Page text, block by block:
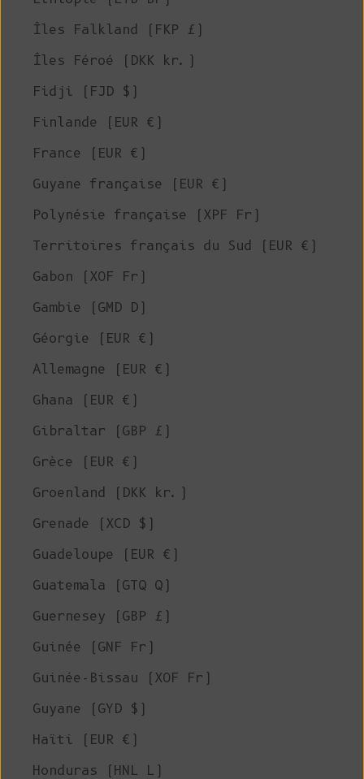
Îles Falkland (FKP £)
Îles Féroé (DKK kr.)
Fidji (FJD $)
Finlande (EUR €)
France (EUR €)
Guyane française (EUR €)
Polynésie française (XPF Fr)
Territoires français du Sud (EUR €)
Gabon (XOF Fr)
Gambie (GMD D)
Géorgie (EUR €)
Allemagne (EUR €)
Ghana (EUR €)
Gibraltar (GBP £)
Grèce (EUR €)
Groenland (DKK kr.)
Grenade (XCD $)
Guadeloupe (EUR €)
Guatemala (GTQ Q)
Guernesey (GBP £)
Guinée (GNF Fr)
Guinée-Bissau (XOF Fr)
Guyane (GYD $)
Haïti (EUR €)
Honduras (HNL L)